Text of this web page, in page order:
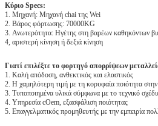
Κύριο Specs:
1. Μηχανή: Μηχανή chai της Wei
2. Βάρος φόρτωσης: 70000KG
3. Ανωτερότητα: Ηγέτης στη βαρέων καθηκόντων
4, αριστερή κίνηση ή δεξιά κίνηση
Γιατί επιλέξτε το φορτηγό απορρίψεων
1. Καλή απόδοση, ανθεκτικός και ελαστικός
2. Η χαμηλότερη τιμή με τη κορυφαία ποιότητα
3. Τυποποιημένα υλικά σύμφωνα με το τεχνικό
4. Υπηρεσία cOem, εξασφάλιση ποιότητας
5. Επαγγελματικός προμηθευτής με την εμπειρία